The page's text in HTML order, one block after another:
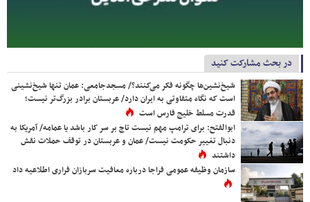
در بحث مشارکت کنید
شیخ‌نشین‌ها چگونه فکر می‌کنند؟/ مسجدجامعی: عمان تنها شیخ‌نشینی
است که نگاه متفاوتی به ایران دارد/ عربستان برادر بزرگ‌تر نیست؛
قدرت مسلط خلیج فارس است
ابوالفتح: برای ترامپ مهم نیست تاج بر سر کار باشد یا عمامه/ آمریکا به
دنبال تغییر حکومت نیست/ عمان و عربستان در توقف حملات نقش
داشتند
سازمان وظیفه عمومی فراجا درباره معافیت سربازان فراری اطلاعیه داد